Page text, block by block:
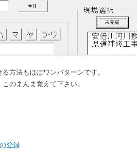
方法もほぼワンパターンです。
のまんま覚えて下さい。
登録